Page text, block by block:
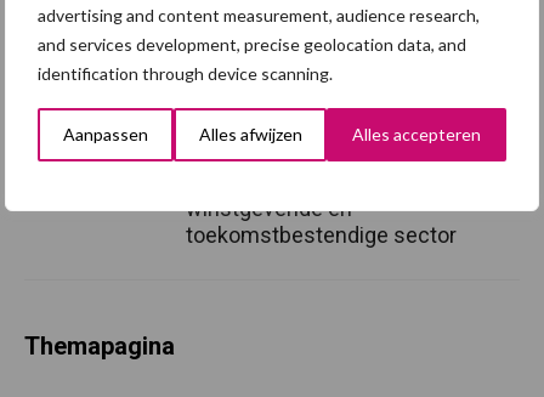
advertising and content measurement, audience research,
and services development, precise geolocation data, and
identification through device scanning.
Aanpassen Alles afwijzen Alles accepteren
daaruit?
Europese Commissie stelt
veehouderijstrategie vast:
winstgevende en
toekomstbestendige sector
Themapagina